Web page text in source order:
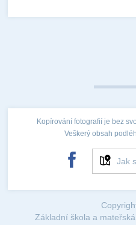
Kopírování fotografií je bez
Veškerý obsah
Jak
Základní škola a